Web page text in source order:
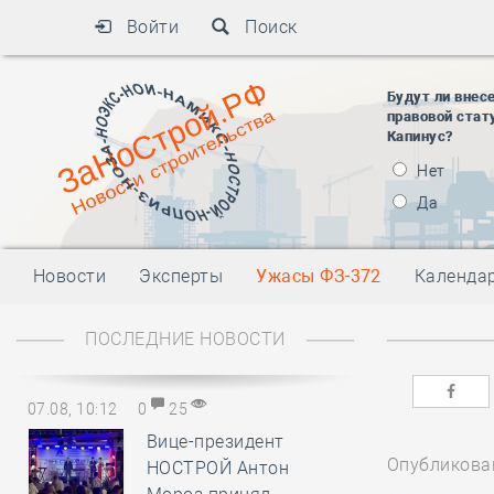
Войти Поиск
Будут ли
правовой
Капинус?
Нет
Да
Новости Эксперты Ужасы ФЗ-372
ПОСЛЕДНИЕ НОВОСТИ
07.08, 10:12 0 25
Вице-президент
НОСТРОЙ Антон